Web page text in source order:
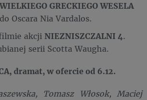
WIELKIEGO GRECKIEGO WESELA
Oscara Nia Vardalos.
akcji NIEZNISZCZALNI 4.
serii Scotta Waugha.
dramat, w ofercie od 6.12.
Tomasz Włosok, Maciej